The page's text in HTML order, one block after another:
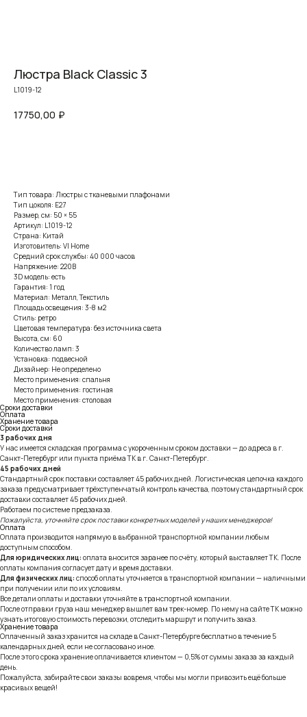
Люстра Black Classic 3
L1019-12
17750,00 ₽
Тип товара: Люстры с тканевыми плафонами
Тип цоколя: E27
Размер, см: 50 × 55
Артикул: L1019-12
Страна: Китай
Изготовитель: VI Home
Средний срок службы: 40 000 часов
Напряжение: 220В
3D модель: есть
Гарантия: 1 год
Материал: Металл, Текстиль
Площадь освещения: 3-8 м2
Стиль: ретро
Цветовая температура: без источника света
Высота, см: 60
Количество ламп: 3
Установка: подвесной
Дизайнер: Не определено
Место применения: спальня
Место применения: гостиная
Место применения: столовая
Сроки доставки
Оплата
Хранение товара
Сроки доставки
3 рабочих дня
У нас имеется складская программа с укороченным сроком доставки — до адреса в г.
Санкт-Петербург или пункта приёма ТК в г. Санкт-Петербург.
45 рабочих дней
Стандартный срок поставки составляет 45 рабочих дней. Логистическая цепочка каждого
заказа предусматривает трёхступенчатый контроль качества, поэтому стандартный срок
доставки составляет 45 рабочих дней.
Работаем по системе предзаказа.
Пожалуйста, уточняйте срок поставки конкретных моделей у наших менеджеров!
Оплата
Оплата производится напрямую в выбранной транспортной компании любым
доступным способом.
Для юридических лиц: оплата вносится заранее по счёту, который выставляет ТК. После
оплаты компания согласует дату и время доставки.
Для физических лиц: способ оплаты уточняется в транспортной компании — наличными
при получении или по их условиям.
Все детали оплаты и доставки уточняйте в транспортной компании.
После отправки груза наш менеджер вышлет вам трек-номер. По нему на сайте ТК можно
узнать итоговую стоимость перевозки, отследить маршрут и получить заказ.
Хранение товара
Оплаченный заказ хранится на складе в Санкт-Петербурге бесплатно в течение 5
календарных дней, если не согласовано иное.
После этого срока хранение оплачивается клиентом — 0,5% от суммы заказа за каждый
день.
Пожалуйста, забирайте свои заказы вовремя, чтобы мы могли привозить ещё больше
красивых вещей!